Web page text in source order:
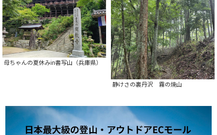
母ちゃんの夏休みin書写山（兵庫県）
静けさの裏丹沢 霧の焼山